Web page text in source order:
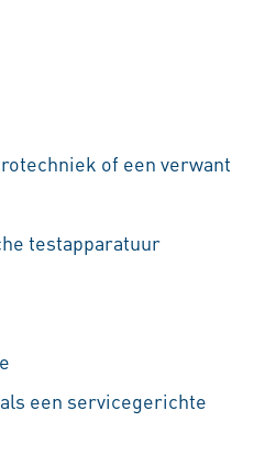
of een verwant
testapparatuur
een servicegerichte